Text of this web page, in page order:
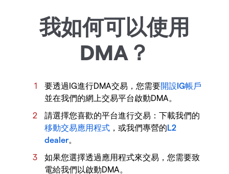
我如何可以使用
DMA？
要透過IG進行DMA交易，您需要開設IG帳戶
並在我們的網上交易平台啟動DMA。
請選擇您喜歡的平台進行交易：下載我們的
移動交易應用程式 ，或我們專營的L2
dealer
如果您選擇透過應用程式來交易，您需要致
電給我們以啟動DMA。